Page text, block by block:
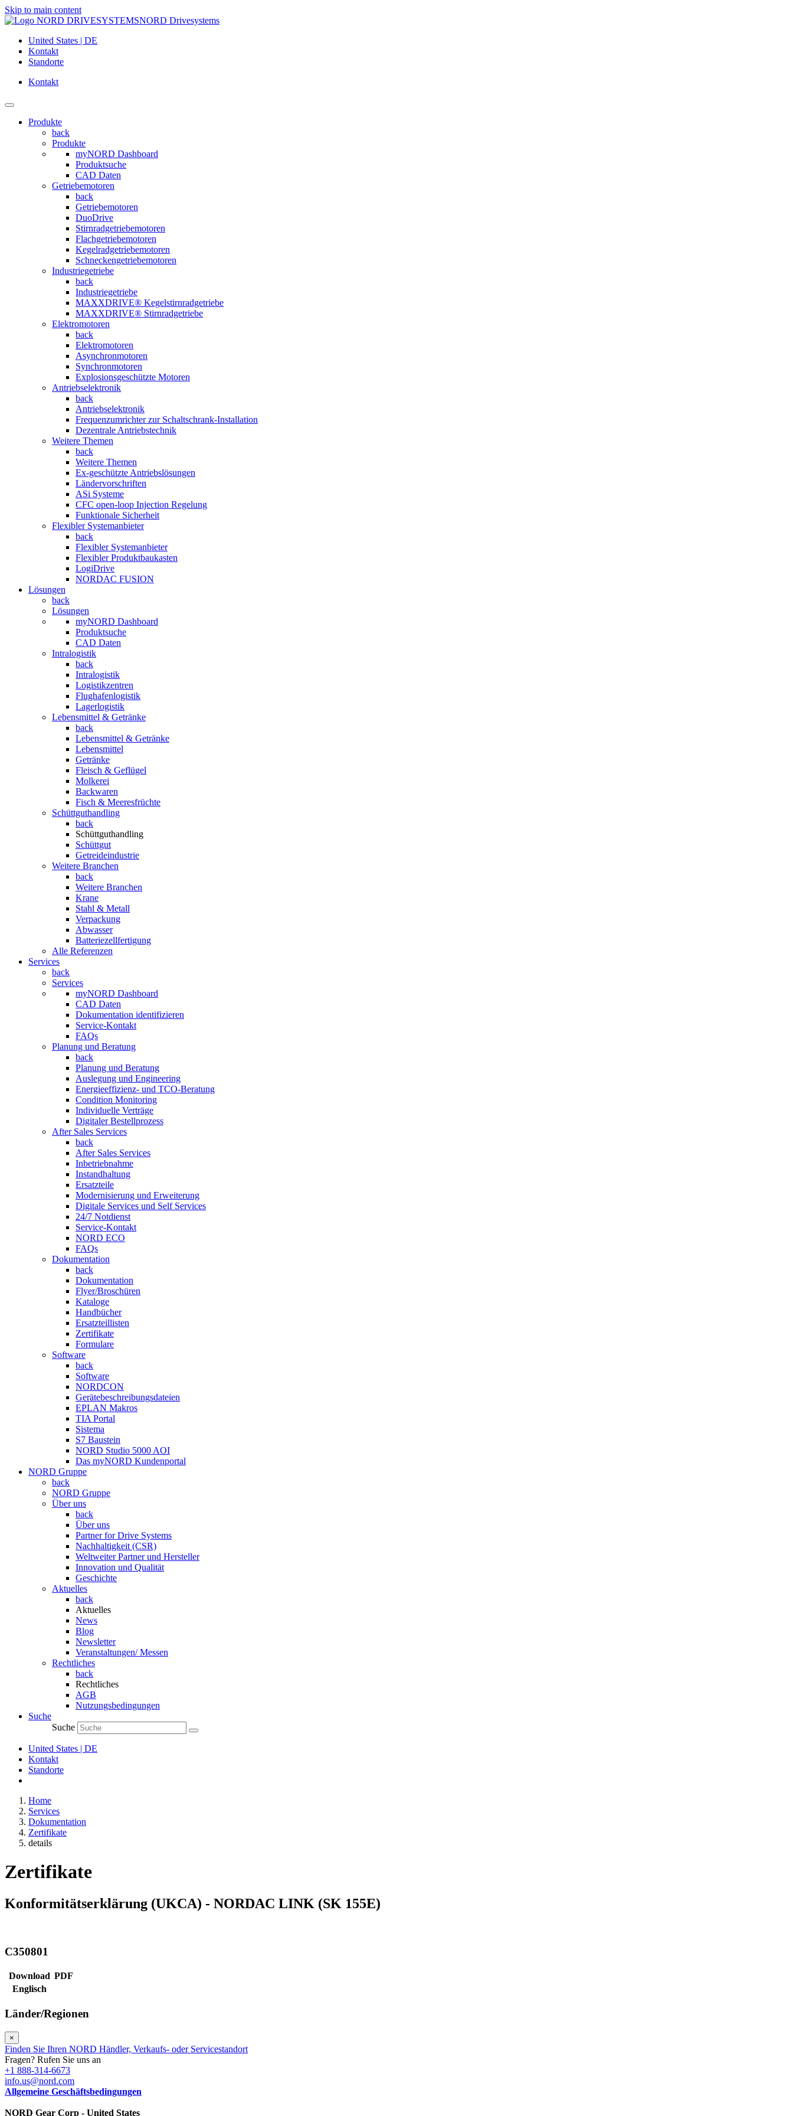
Skip to main content
NORD Drivesystems
United States | DE
Kontakt
Standorte
Kontakt
Produkte
back
Produkte
myNORD Dashboard
Produktsuche
CAD Daten
Getriebemotoren
back
Getriebemotoren
DuoDrive
Stirnradgetriebemotoren
Flachgetriebemotoren
Kegelradgetriebemotoren
Schneckengetriebemotoren
Industriegetriebe
back
Industriegetriebe
MAXXDRIVE® Kegelstirnradgetriebe
MAXXDRIVE® Stirnradgetriebe
Elektromotoren
back
Elektromotoren
Asynchronmotoren
Synchronmotoren
Explosionsgeschützte Motoren
Antriebselektronik
back
Antriebselektronik
Frequenzumrichter zur Schaltschrank-Installation
Dezentrale Antriebstechnik
Weitere Themen
back
Weitere Themen
Ex-geschützte Antriebslösungen
Ländervorschriften
ASi Systeme
CFC open-loop Injection Regelung
Funktionale Sicherheit
Flexibler Systemanbieter
back
Flexibler Systemanbieter
Flexibler Produktbaukasten
LogiDrive
NORDAC FUSION
Lösungen
back
Lösungen
myNORD Dashboard
Produktsuche
CAD Daten
Intralogistik
back
Intralogistik
Logistikzentren
Flughafenlogistik
Lagerlogistik
Lebensmittel & Getränke
back
Lebensmittel & Getränke
Lebensmittel
Getränke
Fleisch & Geflügel
Molkerei
Backwaren
Fisch & Meeresfrüchte
Schüttguthandling
back
Schüttguthandling
Schüttgut
Getreideindustrie
Weitere Branchen
back
Weitere Branchen
Krane
Stahl & Metall
Verpackung
Abwasser
Batteriezellfertigung
Alle Referenzen
Services
back
Services
myNORD Dashboard
CAD Daten
Dokumentation identifizieren
Service-Kontakt
FAQs
Planung und Beratung
back
Planung und Beratung
Auslegung und Engineering
Energieeffizienz- und TCO-Beratung
Condition Monitoring
Individuelle Verträge
Digitaler Bestellprozess
After Sales Services
back
After Sales Services
Inbetriebnahme
Instandhaltung
Ersatzteile
Modernisierung und Erweiterung
Digitale Services und Self Services
24/7 Notdienst
Service-Kontakt
NORD ECO
FAQs
Dokumentation
back
Dokumentation
Flyer/Broschüren
Kataloge
Handbücher
Ersatzteillisten
Zertifikate
Formulare
Software
back
Software
NORDCON
Gerätebeschreibungsdateien
EPLAN Makros
TIA Portal
Sistema
S7 Baustein
NORD Studio 5000 AOI
Das myNORD Kundenportal
NORD Gruppe
back
NORD Gruppe
Über uns
back
Über uns
Partner for Drive Systems
Nachhaltigkeit (CSR)
Weltweiter Partner und Hersteller
Innovation und Qualität
Geschichte
Aktuelles
back
Aktuelles
News
Blog
Newsletter
Veranstaltungen/ Messen
Rechtliches
back
Rechtliches
AGB
Nutzungsbedingungen
Suche
Suche
United States | DE
Kontakt
Standorte
Home
Services
Dokumentation
Zertifikate
details
Zertifikate
Konformitätserklärung (UKCA) - NORDAC LINK (SK 155E)
C350801
Download PDF
Englisch
Länder/Regionen
×
Finden Sie Ihren NORD Händler, Verkaufs- oder Servicestandort
Fragen? Rufen Sie uns an
+1 888-314-6673
info.us@nord.com
Allgemeine Geschäftsbedingungen
NORD Gear Corp - United States